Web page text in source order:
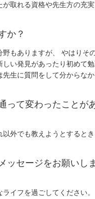
取れる資格や先生方の充
か？
もありますが、 やはりそ
い発見があったり初めて
生に質問をして分からな
て変わったことが
外でも教えようとすると
セージをお願いし
イフを過ごしてください。